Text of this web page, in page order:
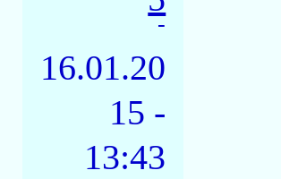
-
16.01.20
15 -
13:43